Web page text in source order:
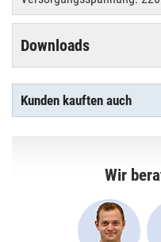
Downloads
Kunden kauften auch
Wir